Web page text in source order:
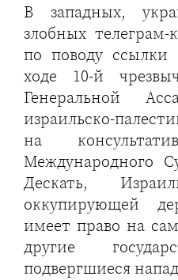
В западных,
злобных телеграм-
по поводу ссылки
ходе 10-й
Генеральной
израильско-
на
Международного
Дескать,
оккупирующей
имеет право на
другие
подвергшиеся